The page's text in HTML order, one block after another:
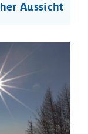
Aussicht